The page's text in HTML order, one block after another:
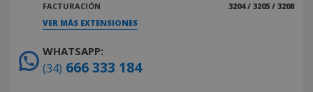
FACTURACIÓN
3204 / 3205 / 3208
VER MÁS EXTENSIONES
WHATSAPP:
(34) 666 333 184